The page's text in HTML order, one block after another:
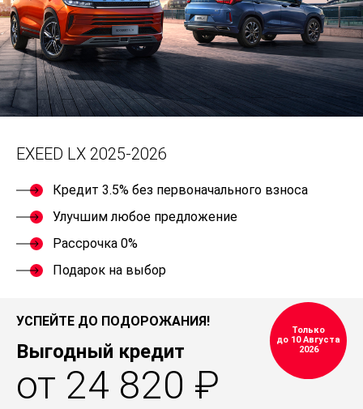
EXEED LX 2025-2026
Кредит 3.5% без первоначального взноса
Улучшим любое предложение
Рассрочка 0%
Подарок на выбор
УСПЕЙТЕ ДО ПОДОРОЖАНИЯ!
Выгодный кредит
от 24 820 ₽
Только
до 10 Августа
2026